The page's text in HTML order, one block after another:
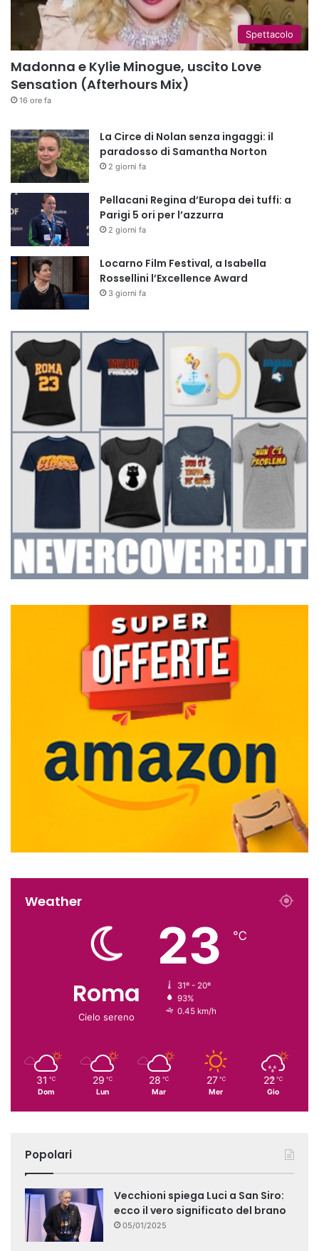
Spettacolo
Madonna e Kylie Minogue, uscito Love
Sensation (Afterhours Mix)
16 ore fa
La Circe di Nolan senza ingaggi: il
paradosso di Samantha Norton
2 giorni fa
Pellacani Regina d’Europa dei tuffi: a
Parigi 5 ori per l’azzurra
2 giorni fa
Locarno Film Festival, a Isabella
Rossellini l’Excellence Award
3 giorni fa
Weather
Roma
Cielo sereno
23 ℃
31º - 20º
93%
0.45 km/h
31 ℃
Dom
29 ℃
Lun
28 ℃
Mar
27 ℃
Mer
22 ℃
Gio
Popolari
Vecchioni spiega Luci a San Siro:
ecco il vero significato del brano
05/01/2025